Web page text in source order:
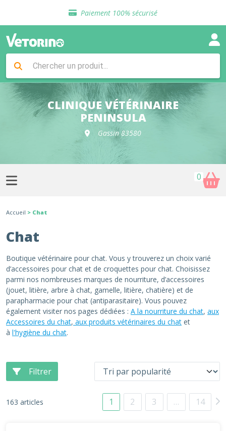
Paiement 100% sécurisé
Livraison gratuite en clinique vétérinaire
Sélection de croquettes vétérinaire
Livraison gratuite en clinique vétérinaire
Retour gratuit en clinique
Sélection de croquettes vétérinaire
CLINIQUE VÉTÉRINAIRE
PENINSULA
Gassin 83580
0
Accueil > Chat
Chat
Boutique vétérinaire pour chat. Vous y trouverez un choix varié
d’accessoires pour chat et de croquettes pour chat. Choisissez
parmi nos nombreuses marques de nourriture, d’accessoires
(jouet, litière, arbre à chat, gamelle, litière, chatière) et de
parapharmacie pour chat (antiparasitaire). Vous pouvez
également visiter nos pages dédiées : A la nourriture du chat, aux
Accessoires du chat, aux produits vétérinaires du chat et
à l'hygiène du chat.
Filtrer
163 articles 1 2 3 … 14